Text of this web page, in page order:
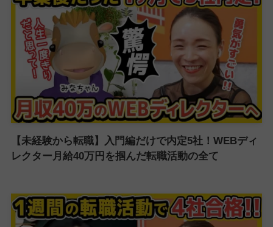
【未経験から転職】入門編だけで内定5社！WEBディ
レクター月給40万円を掴んだ転職活動の全て